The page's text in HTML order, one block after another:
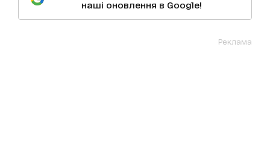
наші оновлення в Google!
Реклама